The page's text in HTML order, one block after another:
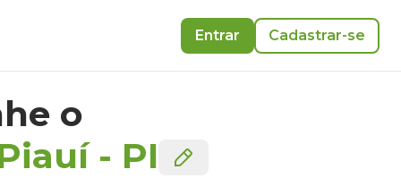
Entrar Cadastrar-se
o
- PI